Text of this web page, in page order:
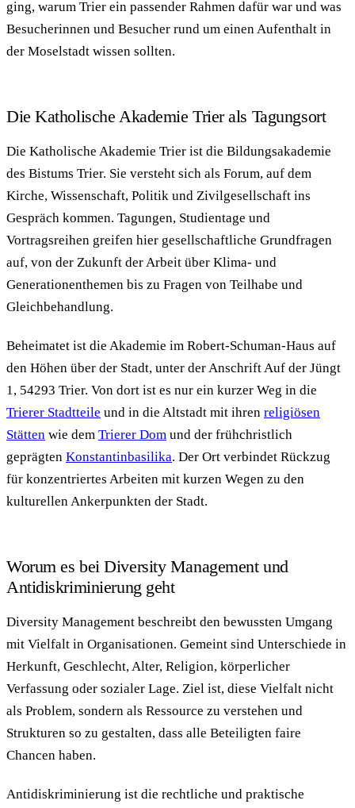
ging, warum Trier ein passender Rahmen dafür war und was
Besucherinnen und Besucher rund um einen Aufenthalt in
der Moselstadt wissen sollten.
Die Katholische Akademie Trier als Tagungsort
Die Katholische Akademie Trier ist die Bildungsakademie
des Bistums Trier. Sie versteht sich als Forum, auf dem
Kirche, Wissenschaft, Politik und Zivilgesellschaft ins
Gespräch kommen. Tagungen, Studientage und
Vortragsreihen greifen hier gesellschaftliche Grundfragen
auf, von der Zukunft der Arbeit über Klima- und
Generationenthemen bis zu Fragen von Teilhabe und
Gleichbehandlung.
Beheimatet ist die Akademie im Robert-Schuman-Haus auf
den Höhen über der Stadt, unter der Anschrift Auf der Jüngt
1, 54293 Trier. Von dort ist es nur ein kurzer Weg in die
Trierer Stadtteile und in die Altstadt mit ihren religiösen
Stätten wie dem Trierer Dom und der frühchristlich
geprägten Konstantinbasilika. Der Ort verbindet Rückzug
für konzentriertes Arbeiten mit kurzen Wegen zu den
kulturellen Ankerpunkten der Stadt.
Worum es bei Diversity Management und
Antidiskriminierung geht
Diversity Management beschreibt den bewussten Umgang
mit Vielfalt in Organisationen. Gemeint sind Unterschiede in
Herkunft, Geschlecht, Alter, Religion, körperlicher
Verfassung oder sozialer Lage. Ziel ist, diese Vielfalt nicht
als Problem, sondern als Ressource zu verstehen und
Strukturen so zu gestalten, dass alle Beteiligten faire
Chancen haben.
Antidiskriminierung ist die rechtliche und praktische